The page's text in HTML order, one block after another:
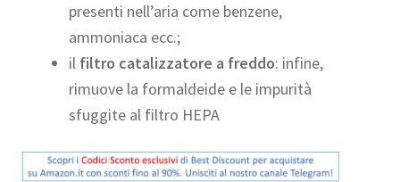
presenti nell’aria come benzene,
ammoniaca ecc.;
il filtro catalizzatore a freddo: infine,
rimuove la formaldeide e le impurità
sfuggite al filtro HEPA